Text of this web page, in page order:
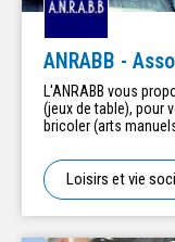
ANRABB -
Retraités et
Billancourt
L'ANRABB vous
(jeux de table), pour
bricoler (arts
vous rencontrer (convivialité). ➔ Jeux de
coinchée,
Balade en vélo, Golf,
Marche,
Loisirs et vie